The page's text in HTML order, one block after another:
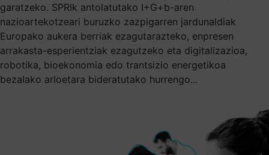
garatzeko. SPRIk antolatutako I+G+b-aren
nazioartekotzeari buruzko zazpigarren jardunaldiak
Europako aukera berriak ezagutarazteko, enpresen
arrakasta-esperientziak ezagutzeko eta digitalizazioa,
robotika, bioekonomia edo trantsizio energetikoa
bezalako arloetara bideratutako hurrengo...